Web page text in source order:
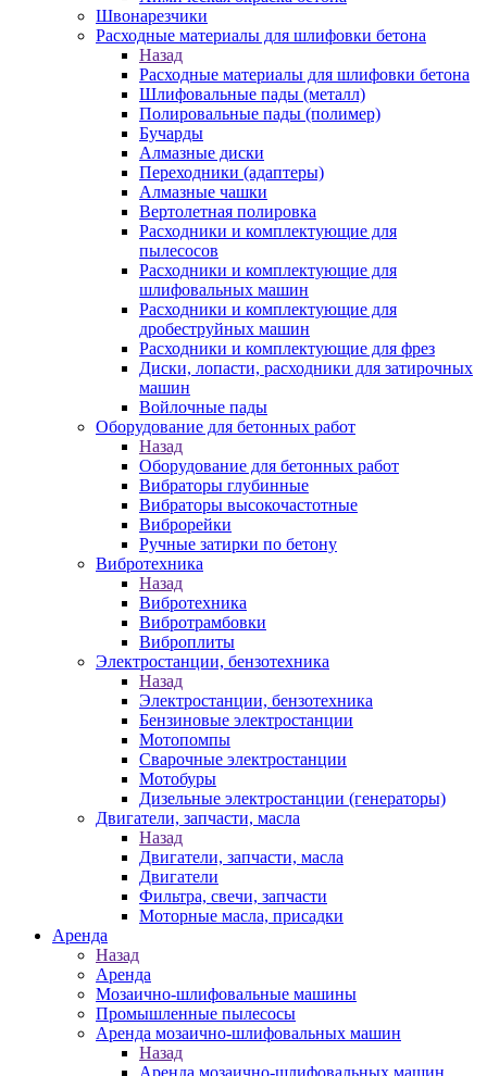
Швонарезчики
Расходные материалы для шлифовки бетона
Назад
Расходные материалы для шлифовки бетона
Шлифовальные пады (металл)
Полировальные пады (полимер)
Бучарды
Алмазные диски
Переходники (адаптеры)
Алмазные чашки
Вертолетная полировка
Расходники и комплектующие для
пылесосов
Расходники и комплектующие для
шлифовальных машин
Расходники и комплектующие для
дробеструйных машин
Расходники и комплектующие для фрез
Диски, лопасти, расходники для затирочных
машин
Войлочные пады
Оборудование для бетонных работ
Назад
Оборудование для бетонных работ
Вибраторы глубинные
Вибраторы высокочастотные
Виброрейки
Ручные затирки по бетону
Вибротехника
Назад
Вибротехника
Вибротрамбовки
Виброплиты
Электростанции, бензотехника
Назад
Электростанции, бензотехника
Бензиновые электростанции
Мотопомпы
Сварочные электростанции
Мотобуры
Дизельные электростанции (генераторы)
Двигатели, запчасти, масла
Назад
Двигатели, запчасти, масла
Двигатели
Фильтра, свечи, запчасти
Моторные масла, присадки
Аренда
Назад
Аренда
Мозаично-шлифовальные машины
Промышленные пылесосы
Аренда мозаично-шлифовальных машин
Назад
Аренда мозаично-шлифовальных машин